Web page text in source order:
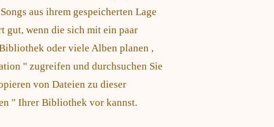
aus ihrem gespeicherten Lage
gut, wenn die sich mit ein paar
oder viele Alben planen ,
" zugreifen und durchsuchen Sie
von Dateien zu dieser
" Ihrer Bibliothek vor kannst.